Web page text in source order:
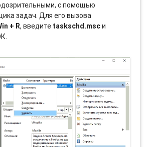
с помощью
задач. Для его вызова
+ R, введите taskschd.mscи